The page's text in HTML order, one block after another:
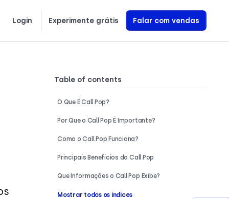
Login Experimente grátis Falar com vendas
Table of contents
O Que É Call Pop?
Por Que o Call Pop É Importante?
Como o Call Pop Funciona?
Principais Benefícios do Call Pop
Que Informações o Call Pop Exibe?
Mostrar todos os índices